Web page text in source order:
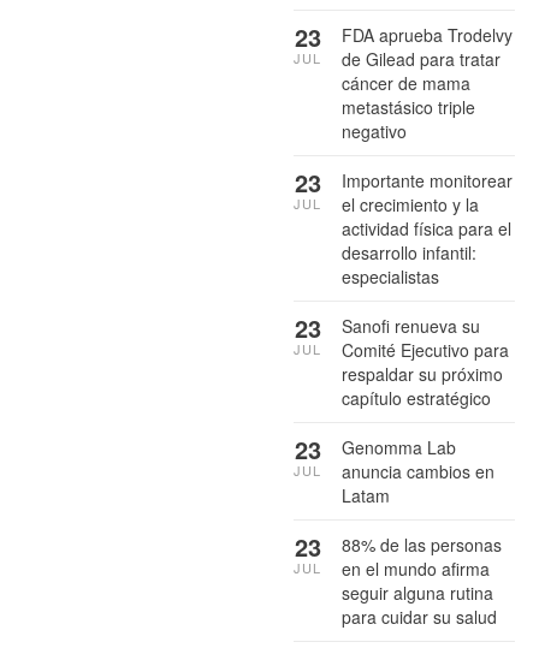
FDA aprueba Trodelvy
de Gilead para tratar
cáncer de mama
metastásico triple
negativo
23
JUL
Importante monitorear
el crecimiento y la
actividad física para el
desarrollo infantil:
especialistas
23
JUL
Sanofi renueva su
Comité Ejecutivo para
respaldar su próximo
capítulo estratégico
23
JUL
Genomma Lab
anuncia cambios en
Latam
23
JUL
88% de las personas
en el mundo afirma
seguir alguna rutina
para cuidar su salud
23
JUL